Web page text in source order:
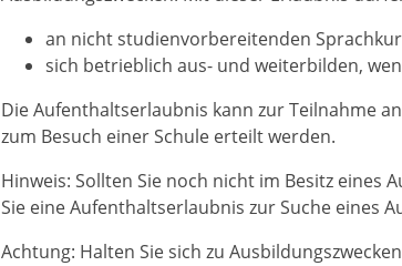
an nicht studienvorbereitenden
sich betrieblich aus- und weiterbilden,
Die Aufenthaltserlaubnis kann zur Teilnahme
zum Besuch einer Schule erteilt werden.
Hinweis: Sollten Sie noch nicht im Besitz eines
Sie eine Aufenthaltserlaubnis zur Suche eines
Achtung: Halten Sie sich zu